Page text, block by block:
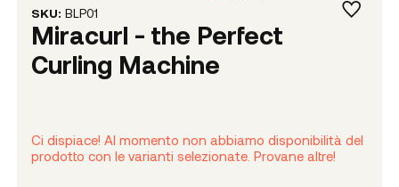
SKU: BLP01
Miracurl - the Perfect
Curling Machine
Ci dispiace! Al momento non abbiamo disponibilità del
prodotto con le varianti selezionate. Provane altre!